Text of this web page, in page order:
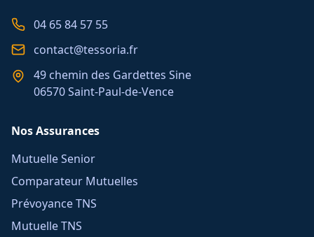
04 65 84 57 55
contact@tessoria.fr
49 chemin des Gardettes Sine
06570 Saint-Paul-de-Vence
Nos Assurances
Mutuelle Senior
Comparateur Mutuelles
Prévoyance TNS
Mutuelle TNS